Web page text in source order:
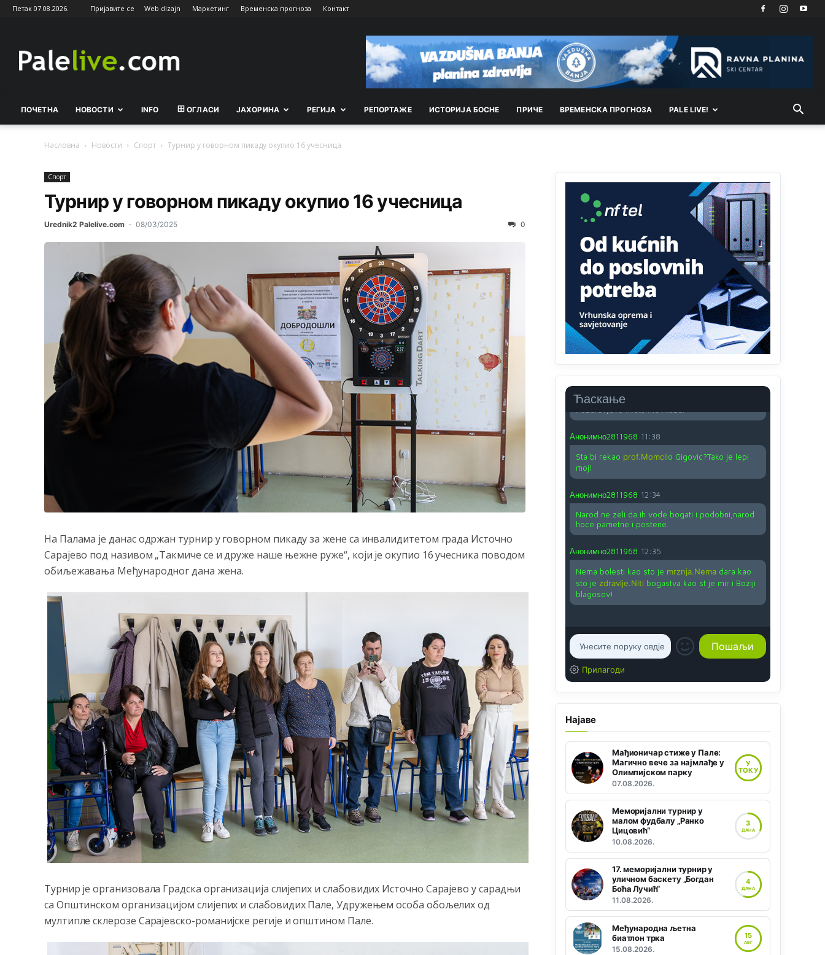
Петак 07.08.2026. Пријавите се Web dizajn Маркетинг Временска прогноза Контакт
ПОЧЕТНА НОВОСТИ INFO ОГЛАСИ ЈАХОРИНА РEГИЈА РEПОРТАЖE ИСТОРИЈА БОСНЕ ПРИЧЕ ВРEМEНСКА ПРОГНОЗА PALE LIVE!
Насловна Новости Спорт Турнир у говорном пикаду окупио 16 учесница
Спорт
Турнир у говорном пикаду окупио 16 учесница
Urednik2 Palelive.com - 08/03/2025 0
На Палама је данас одржан турнир у говорном пикаду за жене са инвалидитетом града Источно
Сарајево под називом „Такмиче се и друже наше њежне руже“, који је окупио 16 учесника поводом
обиљежавања Међународног дана жена.
Турнир је организовала Градска организација слијепих и слабовидих Источно Сарајево у сарадњи
са Општинском организацијом слијепих и слабовидих Пале, Удружењем особа обољелих од
мултипле склерозе Сарајевско-романијске регије и општином Пале.
Ћаскање
Анонимно2806721 јуче 2:27
Kuniocu ide q u guz...
Анонимно2808843 јуче
reconquista
vjeka,neko rece za Radovana i Ratka kaki su oni
srbi...i poce dalje da besjedi znam ja dobro sta je
bilo u Ag-ci...
Анонимно2810587
Proguglajte
Анонимно2810587 11:21
O kako su cudni lvi ljudi,uzeli bi sve da mogu...a
ja srce svima fajem,radujem se tudjoj sreci.I ko
ima i ko nema na iso ce mjesto leci!
Анонимно2810587
Nije u svijetu problem,nahraniti siromasnd,kako
nahraniti bogate!?
Анонимно2810587
Анонимно2811968 11:38
Sta bi rekao prof.Momcilo Gigovic?Tako je lepi
moj!
Анонимно2811968 12:34
Narod ne zeli da ih vode bogati i podobni,narod
hoce pametne i postene.
Анонимно2811968 12:35
Nema bolesti kao sto je mrznja.Nemadara kao
sto je zdravlje.Niti bogastva kao st je mir i Boziji
blagosov!
Прилагоди
Најаве
Мађионичар стиже у Пале:
Магично вече за најмлађе у
Олимпијском парку
07.08.2026.
У
ТОКУ
Меморијални турнир у
малом фудбалу „Ранко
Цицовић“
10.08.2026.
3
ДАНА
17. меморијални турнир у
уличном баскету „Богдан
Боћа Лучић“
11.08.2026.
4
ДАНА
Међународна љетна
биатлон трка
15.08.2026.
15
АВГ